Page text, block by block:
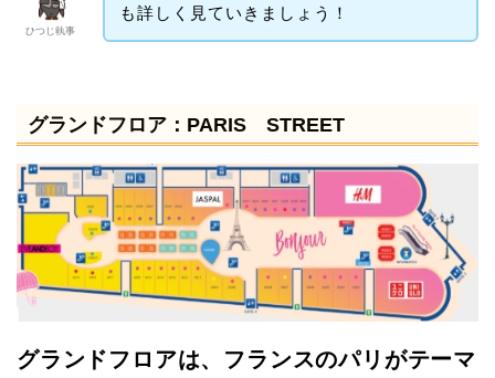
ひつじ執事
も詳しく見ていきましょう！
グランドフロア：PARIS STREET
グランドフロアは、フランスのパリがテーマ